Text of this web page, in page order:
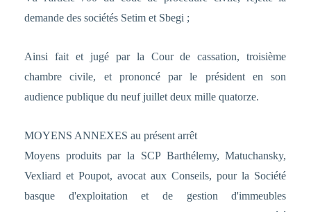
demande des sociétés Setim et Sbegi ;
Ainsi fait et jugé par la Cour de cassation, troisième
chambre civile, et prononcé par le président en son
audience publique du neuf juillet deux mille quatorze.
MOYENS ANNEXES au présent arrêt
Moyens produits par la SCP Barthélemy, Matuchansky,
Vexliard et Poupot, avocat aux Conseils, pour la Société
basque d'exploitation et de gestion d'immeubles